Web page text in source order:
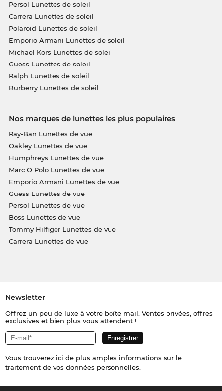
Persol Lunettes de soleil
Carrera Lunettes de soleil
Polaroid Lunettes de soleil
Emporio Armani Lunettes de soleil
Michael Kors Lunettes de soleil
Guess Lunettes de soleil
Ralph Lunettes de soleil
Burberry Lunettes de soleil
Nos marques de lunettes les plus populaires
Ray-Ban Lunettes de vue
Oakley Lunettes de vue
Humphreys Lunettes de vue
Marc O Polo Lunettes de vue
Emporio Armani Lunettes de vue
Guess Lunettes de vue
Persol Lunettes de vue
Boss Lunettes de vue
Tommy Hilfiger Lunettes de vue
Carrera Lunettes de vue
Newsletter
Offrez un peu de luxe à votre boîte mail. Ventes privées, offres
exclusives et bien plus vous attendent !
Vous trouverez ici de plus amples informations sur le
traitement de vos données personnelles.